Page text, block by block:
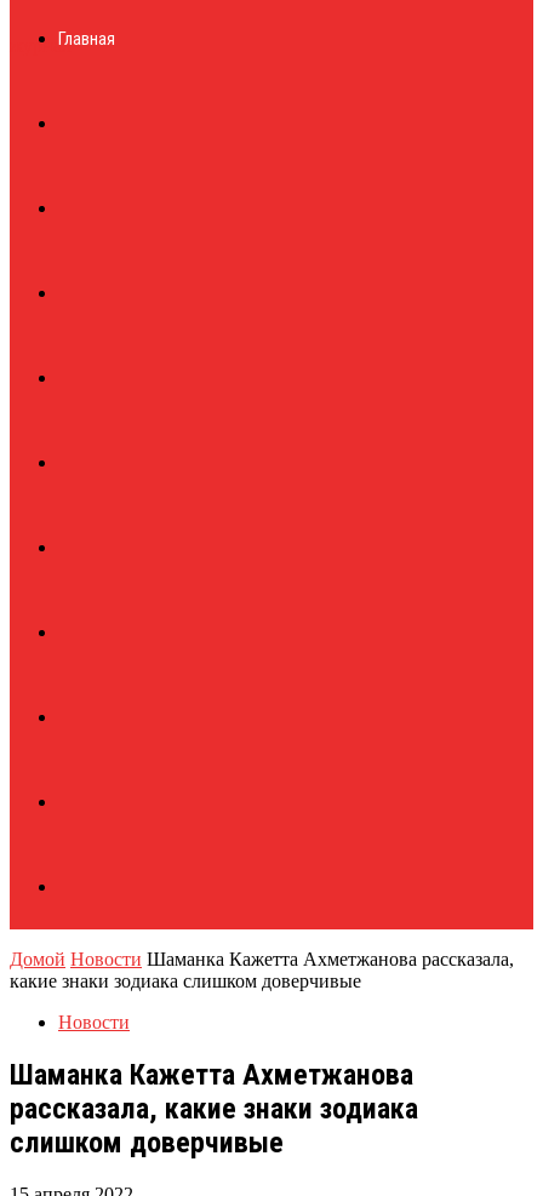
журналГлавная
Домой Новости Шаманка Кажетта Ахметжанова рассказала,
какие знаки зодиака слишком доверчивые
Новости
Шаманка Кажетта Ахметжанова
рассказала, какие знаки зодиака
слишком доверчивые